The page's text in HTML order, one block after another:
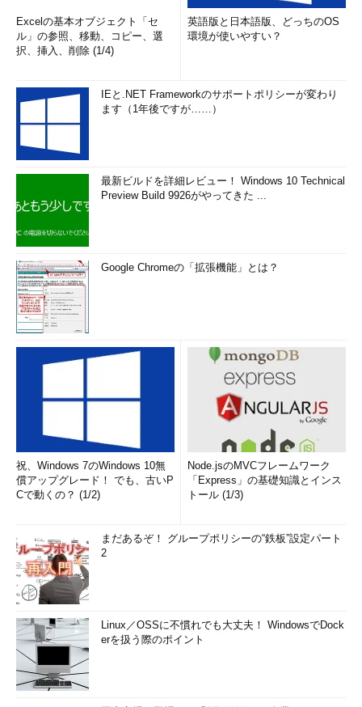
Excelの基本オブジェクト「セ
ル」の参照、移動、コピー、選
択、挿入、削除 (1/4)
英語版と日本語版、どっちのOS
環境が使いやすい？
IEと.NET Frameworkのサポートポリシーが変わり
ます（1年後ですが……）
最新ビルドを詳細レビュー！ Windows 10 Technical
Preview Build 9926がやってきた ...
Google Chromeの「拡張機能」とは？
祝、Windows 7のWindows 10無
償アップグレード！ でも、古いP
Cで動くの？ (1/2)
Node.jsのMVCフレームワーク
「Express」の基礎知識とインス
トール (1/3)
まだあるぞ！ グループポリシーの“鉄板”設定パート
2
Linux／OSSに不慣れでも大丈夫！ WindowsでDock
erを扱う際のポイント